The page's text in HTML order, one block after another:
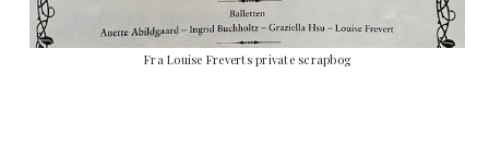
Fra Louise Freverts private scrapbog